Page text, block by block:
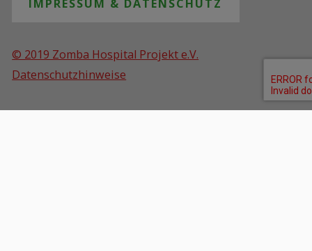
IMPRESSUM & DATENSCHUTZ
© 2019 Zomba Hospital Projekt e.V.
Datenschutzhinweise